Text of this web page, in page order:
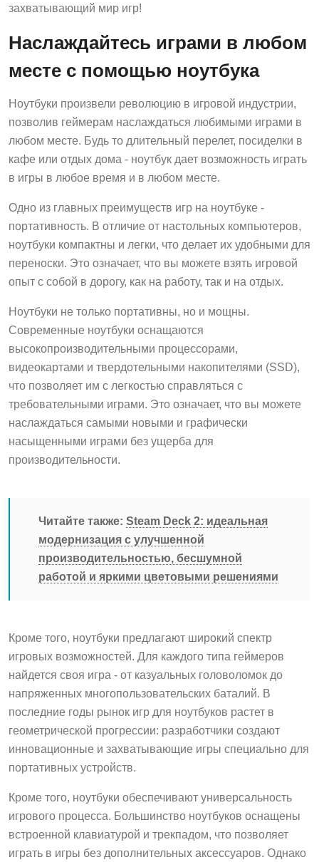
захватывающий мир игр!
Наслаждайтесь играми в любом
месте с помощью ноутбука
Ноутбуки произвели революцию в игровой индустрии,
позволив геймерам наслаждаться любимыми играми в
любом месте. Будь то длительный перелет, посиделки в
кафе или отдых дома - ноутбук дает возможность играть
в игры в любое время и в любом месте.
Одно из главных преимуществ игр на ноутбуке -
портативность. В отличие от настольных компьютеров,
ноутбуки компактны и легки, что делает их удобными для
переноски. Это означает, что вы можете взять игровой
опыт с собой в дорогу, как на работу, так и на отдых.
Ноутбуки не только портативны, но и мощны.
Современные ноутбуки оснащаются
высокопроизводительными процессорами,
видеокартами и твердотельными накопителями (SSD),
что позволяет им с легкостью справляться с
требовательными играми. Это означает, что вы можете
наслаждаться самыми новыми и графически
насыщенными играми без ущерба для
производительности.
Читайте также: Steam Deck 2: идеальная
модернизация с улучшенной
производительностью, бесшумной
работой и яркими цветовыми решениями
Кроме того, ноутбуки предлагают широкий спектр
игровых возможностей. Для каждого типа геймеров
найдется своя игра - от казуальных головоломок до
напряженных многопользовательских баталий. В
последние годы рынок игр для ноутбуков растет в
геометрической прогрессии: разработчики создают
инновационные и захватывающие игры специально для
портативных устройств.
Кроме того, ноутбуки обеспечивают универсальность
игрового процесса. Большинство ноутбуков оснащены
встроенной клавиатурой и трекпадом, что позволяет
играть в игры без дополнительных аксессуаров. Однако